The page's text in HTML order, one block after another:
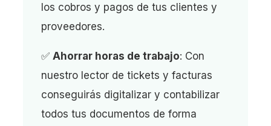
los cobros y pagos de tus clientes y
proveedores.
✅ Ahorrar horas de trabajo: Con
nuestro lector de tickets y facturas
conseguirás digitalizar y contabilizar
todos tus documentos de forma